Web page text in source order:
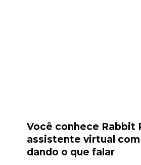
Você conhece Rabbit
assistente virtual
dando o que falar